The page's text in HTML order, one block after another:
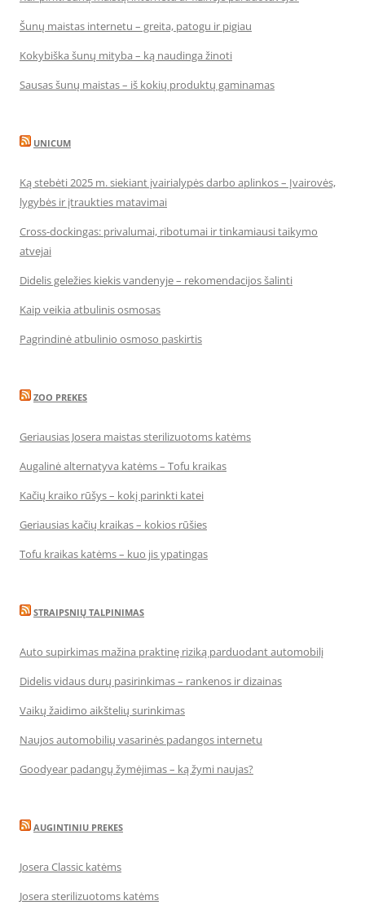
Šunų maistas internetu – greita, patogu ir pigiau
Kokybiška šunų mityba – ką naudinga žinoti
Sausas šunų maistas – iš kokių produktų gaminamas
UNICUM
Ką stebėti 2025 m. siekiant įvairialypės darbo aplinkos – Įvairovės,
lygybės ir įtraukties matavimai
Cross-dockingas: privalumai, ribotumai ir tinkamiausi taikymo
atvejai
Didelis geležies kiekis vandenyje – rekomendacijos šalinti
Kaip veikia atbulinis osmosas
Pagrindinė atbulinio osmoso paskirtis
ZOO PREKES
Geriausias Josera maistas sterilizuotoms katėms
Augalinė alternatyva katėms – Tofu kraikas
Kačių kraiko rūšys – kokį parinkti katei
Geriausias kačių kraikas – kokios rūšies
Tofu kraikas katėms – kuo jis ypatingas
STRAIPSNIŲ TALPINIMAS
Auto supirkimas mažina praktinę riziką parduodant automobilį
Didelis vidaus durų pasirinkimas – rankenos ir dizainas
Vaikų žaidimo aikštelių surinkimas
Naujos automobilių vasarinės padangos internetu
Goodyear padangų žymėjimas – ką žymi naujas?
AUGINTINIU PREKES
Josera Classic katėms
Josera sterilizuotoms katėms